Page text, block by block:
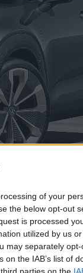
of your
the below opt-out
is processed
utilized by us
may separately
the IAB’s list of
parties on the
a 159 centis
szokatlanul